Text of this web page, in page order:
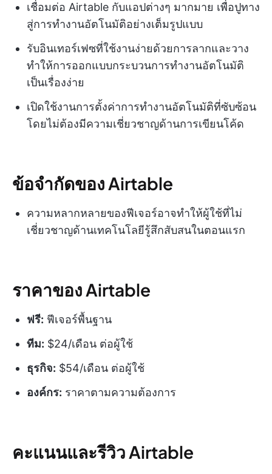
เชื่อมต่อ Airtable กับแอปต่างๆ มากมาย เพื่อปูทาง
สู่การทำงานอัตโนมัติอย่างเต็มรูปแบบ
รับอินเทอร์เฟซที่ใช้งานง่ายด้วยการลากและวาง
ทำให้การออกแบบกระบวนการทำงานอัตโนมัติ
เป็นเรื่องง่าย
เปิดใช้งานการตั้งค่าการทำงานอัตโนมัติที่ซับซ้อน
โดยไม่ต้องมีความเชี่ยวชาญด้านการเขียนโค้ด
ข้อจำกัดของ Airtable
ความหลากหลายของฟีเจอร์อาจทำให้ผู้ใช้ที่ไม่
เชี่ยวชาญด้านเทคโนโลยีรู้สึกสับสนในตอนแรก
ราคาของ Airtable
ฟรี: ฟีเจอร์พื้นฐาน
ทีม: $24/เดือน ต่อผู้ใช้
ธุรกิจ: $54/เดือน ต่อผู้ใช้
องค์กร: ราคาตามความต้องการ
คะแนนและรีวิว Airtable